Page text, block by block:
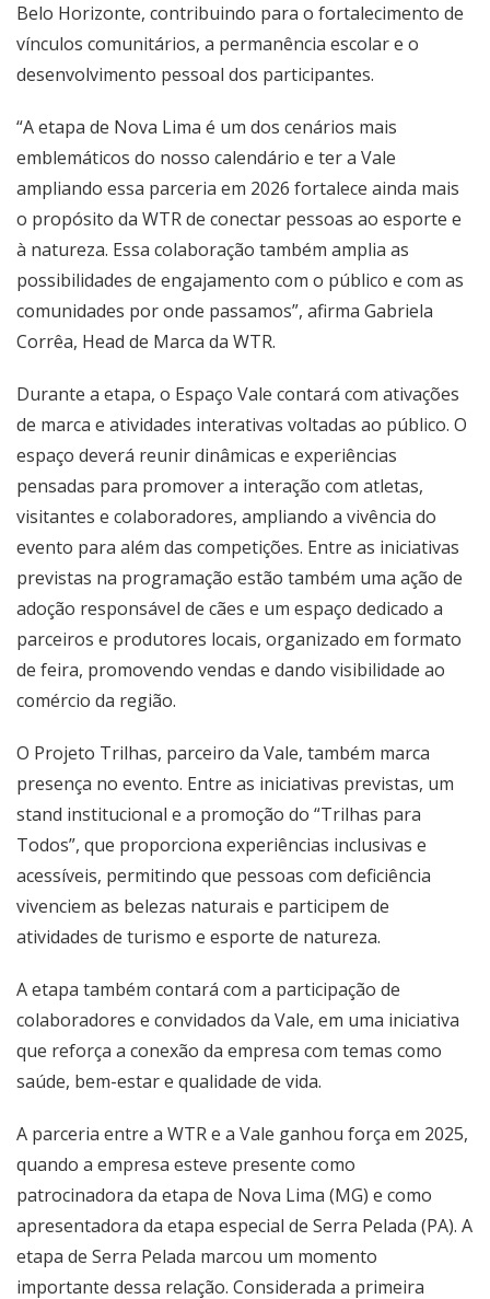
Belo Horizonte, contribuindo para o fortalecimento de
vínculos comunitários, a permanência escolar e o
desenvolvimento pessoal dos participantes.
“A etapa de Nova Lima é um dos cenários mais
emblemáticos do nosso calendário e ter a Vale
ampliando essa parceria em 2026 fortalece ainda mais
o propósito da WTR de conectar pessoas ao esporte e
à natureza. Essa colaboração também amplia as
possibilidades de engajamento com o público e com as
comunidades por onde passamos”, afirma Gabriela
Corrêa, Head de Marca da WTR.
Durante a etapa, o Espaço Vale contará com ativações
de marca e atividades interativas voltadas ao público. O
espaço deverá reunir dinâmicas e experiências
pensadas para promover a interação com atletas,
visitantes e colaboradores, ampliando a vivência do
evento para além das competições. Entre as iniciativas
previstas na programação estão também uma ação de
adoção responsável de cães e um espaço dedicado a
parceiros e produtores locais, organizado em formato
de feira, promovendo vendas e dando visibilidade ao
comércio da região.
O Projeto Trilhas, parceiro da Vale, também marca
presença no evento. Entre as iniciativas previstas, um
stand institucional e a promoção do “Trilhas para
Todos”, que proporciona experiências inclusivas e
acessíveis, permitindo que pessoas com deficiência
vivenciem as belezas naturais e participem de
atividades de turismo e esporte de natureza.
A etapa também contará com a participação de
colaboradores e convidados da Vale, em uma iniciativa
que reforça a conexão da empresa com temas como
saúde, bem-estar e qualidade de vida.
A parceria entre a WTR e a Vale ganhou força em 2025,
quando a empresa esteve presente como
patrocinadora da etapa de Nova Lima (MG) e como
apresentadora da etapa especial de Serra Pelada (PA). A
etapa de Serra Pelada marcou um momento
importante dessa relação. Considerada a primeira